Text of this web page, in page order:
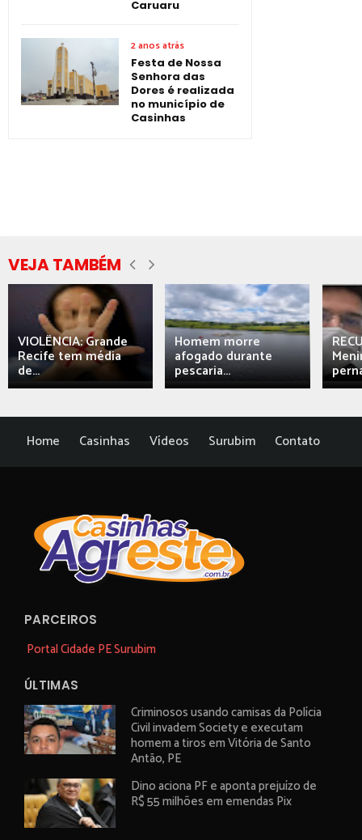
Caruaru
2 anos atrás
Festa de Nossa
Senhora das
Dores é realizada
no município de
Casinhas
VEJA TAMBÉM
VIOLÊNCIA: Grande
Recife tem média
de...
Homem morre
afogado durante
pescaria...
Home Casinhas Vídeos Surubim Contato
PARCEIROS
Portal Cidade PE Surubim
ÚLTIMAS
Criminosos usando camisas da Polícia
Civil invadem Society e executam
homem a tiros em Vitória de Santo
Antão, PE
Dino aciona PF e aponta prejuízo de
R$ 55 milhões em emendas Pix